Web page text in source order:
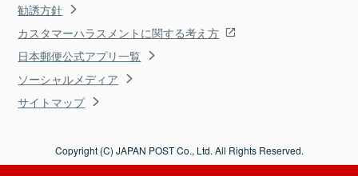
勧誘方針
カスタマーハラスメントに関する考え方
日本郵便公式アプリ一覧
ソーシャルメディア
サイトマップ
Copyright (C) JAPAN POST Co., Ltd. All Rights Reserved.